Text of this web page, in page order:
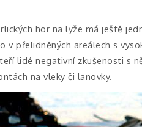
hor na lyže má ještě
v přelidněných areálech s
lidé negativní zkušenosti s
na vleky či lanovky.